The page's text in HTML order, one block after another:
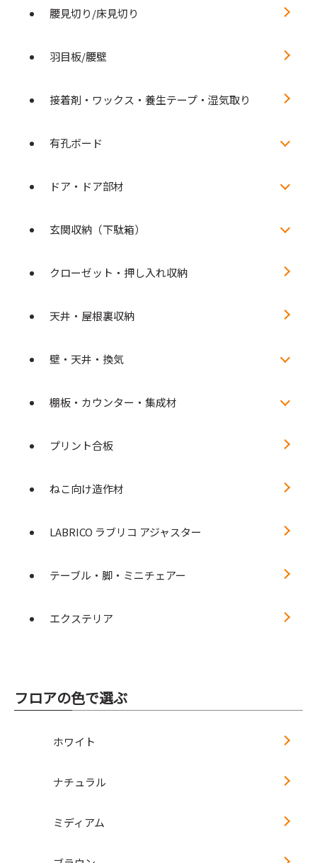
腰見切り/床見切り
羽目板/腰壁
接着剤・ワックス・養生テープ・湿気取り
有孔ボード
ドア・ドア部材
玄関収納（下駄箱）
クローゼット・押し入れ収納
天井・屋根裏収納
壁・天井・換気
棚板・カウンター・集成材
プリント合板
ねこ向け造作材
LABRICO ラブリコ アジャスター
テーブル・脚・ミニチェアー
エクステリア
フロアの色で選ぶ
ホワイト
ナチュラル
ミディアム